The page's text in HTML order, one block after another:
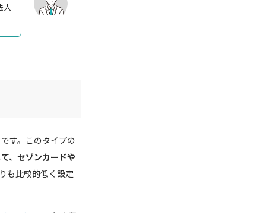
す。このタイプの
、セゾンカードや
も比較的低く設定